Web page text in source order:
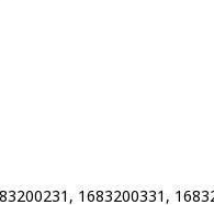
1683200331,